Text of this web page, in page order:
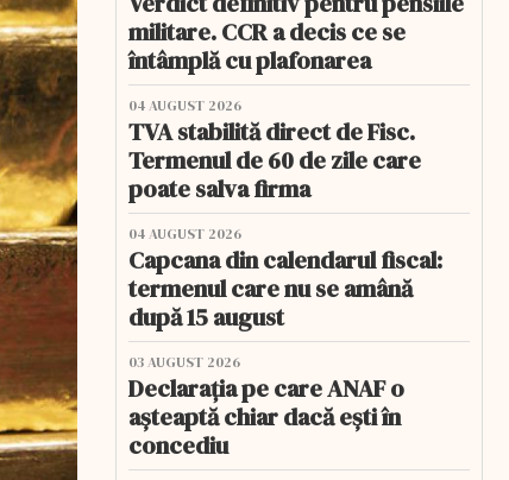
militare. CCR a decis ce se
întâmplă cu plafonarea
04 AUGUST 2026
TVA stabilită direct de Fisc.
Termenul de 60 de zile care
poate salva firma
04 AUGUST 2026
Capcana din calendarul fiscal:
termenul care nu se amână
după 15 august
03 AUGUST 2026
Declarația pe care ANAF o
așteaptă chiar dacă ești în
concediu